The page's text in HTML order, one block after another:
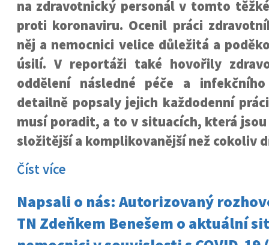
na zdravotnický personál v tomto
proti koronaviru. Ocenil práci
něj a nemocnici velice důležitá a
úsilí. V reportáži také hovořily
oddělení následné péče a
detailně popsaly jejich každodenní
musí poradit, a to v situacích, která
složitější a komplikovanější než cokoliv
Číst více
Napsali o nás: Autorizovaný
TN Zdeňkem Benešem o aktuální